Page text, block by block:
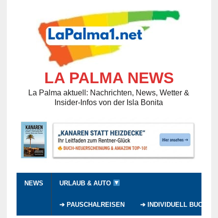
LA PALMA NEWS
La Palma aktuell: Nachrichten, News, Wetter &
Insider-Infos von der Isla Bonita
NEWS URLAUB & AUTO
➔ PAUSCHALREISEN ➔ INDIVIDUELL BUCHEN